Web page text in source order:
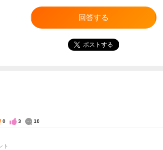
回答する
ポストする
0 3 10
ト